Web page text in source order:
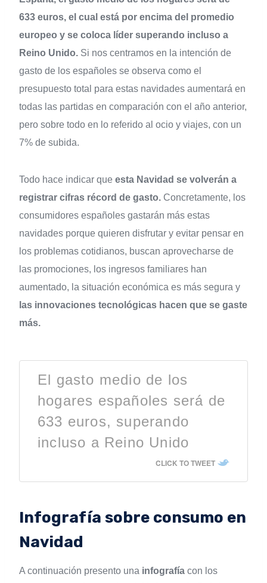
633 euros, el cual está por encima del promedio
europeo y se coloca líder superando incluso a
Reino Unido. Si nos centramos en la intención de
gasto de los españoles se observa como el
presupuesto total para estas navidades aumentará en
todas las partidas en comparación con el año anterior,
pero sobre todo en lo referido al ocio y viajes, con un
7% de subida.
Todo hace indicar que esta Navidad se volverán a
registrar cifras récord de gasto. Concretamente, los
consumidores españoles gastarán más estas
navidades porque quieren disfrutar y evitar pensar en
los problemas cotidianos, buscan aprovecharse de
las promociones, los ingresos familiares han
aumentado, la situación económica es más segura y
las innovaciones tecnológicas hacen que se gaste
más.
El gasto medio de los
hogares españoles será de
633 euros, superando
incluso a Reino Unido
CLICK TO TWEET
Infografía sobre consumo en
Navidad
A continuación presento una infografía con los